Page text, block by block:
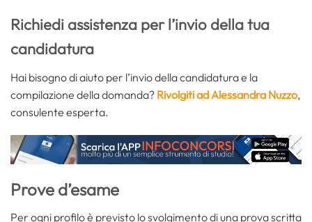
Richiedi assistenza per l’invio della tua
candidatura
Hai bisogno di aiuto per l’invio della candidatura e la
compilazione della domanda? Rivolgiti ad Alessandra Nuzzo,
consulente esperta.
Prove d’esame
Per ogni profilo è previsto lo svolgimento di una prova scritta